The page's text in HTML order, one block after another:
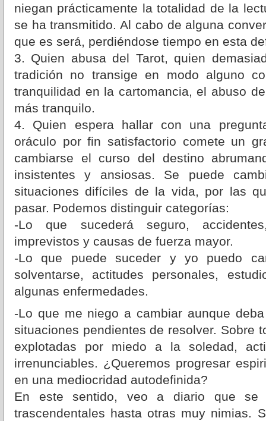
niegan prácticamente la totalidad de la
se ha transmitido. Al cabo de alguna
que es será, perdiéndose tiempo en esta
3. Quien abusa del Tarot, quien
tradición no transige en modo alguno
tranquilidad en la cartomancia, el abuso
más tranquilo.
4. Quien espera hallar con una
oráculo por fin satisfactorio comete un
cambiarse el curso del destino
insistentes y ansiosas. Se puede
situaciones difíciles de la vida, por las
pasar. Podemos distinguir categorías:
-Lo que sucederá seguro,
imprevistos y causas de fuerza mayor.
-Lo que puede suceder y yo puedo
solventarse, actitudes personales,
algunas enfermedades.
-Lo que me niego a cambiar aunque
situaciones pendientes de resolver. Sobre
explotadas por miedo a la soledad,
irrenunciables. ¿Queremos progresar
en una mediocridad autodefinida?
En este sentido, veo a diario que se
trascendentales hasta otras muy nimias.